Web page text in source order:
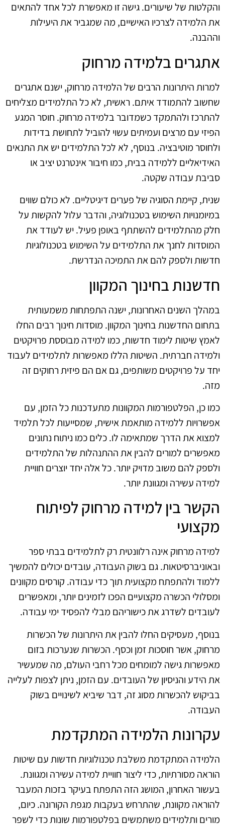
והקלטות של שיעורים. גישה זו מאפשרת לכל אחד להתאים
את הלמידה לצרכיו האישיים, מה שמגביר את היעילות
וההבנה.
אתגרים בלמידה מרחוק
למרות היתרונות הרבים של הלמידה מרחוק, ישנם אתגרים
שחשוב להתמודד איתם. ראשית, לא כל התלמידים מצליחים
להתרכז ולהתמקד כשמדובר בלמידה מרחוק. חוסר המגע
הפיזי עם מרצים ועמיתים עשוי להוביל לתחושת בדידות
ולחוסר מוטיבציה. בנוסף, לא לכל התלמידים יש את התנאים
האידיאליים ללמידה בבית, כמו חיבור אינטרנט יציב או
סביבת עבודה שקטה.
שנית, קיימת הסוגיה של פערים דיגיטליים. לא כולם שווים
במיומנויות השימוש בטכנולוגיה, והדבר עלול להקשות על
חלק מהתלמידים להשתתף באופן פעיל. יש לעודד את
המוסדות לחנך את התלמידים על השימוש בטכנולוגיות
חדשות ולספק להם את התמיכה הנדרשת.
חדשנות בחינוך המקוון
במהלך השנים האחרונות, ישנה התפתחות משמעותית
בתחום החדשנות בחינוך המקוון. מוסדות חינוך רבים החלו
לאמץ שיטות לימוד חדשות, כמו למידה מבוססת פרויקטים
ולמידה חברתית. השיטות הללו מאפשרות לתלמידים לעבוד
יחד על פרויקטים משותפים, גם אם הם פיזית רחוקים זה
מזה.
כמו כן, הפלטפורמות המקוונות מתעדכנות כל הזמן, עם
אפשרויות ללמידה מותאמת אישית, שמסייעות לכל תלמיד
למצוא את הדרך שמתאימה לו. כלים כמו ניתוח נתונים
מאפשרים למורים להבין את ההתנהלות של התלמידים
ולספק להם משוב מדויק יותר. כל אלה יחד יוצרים חוויית
למידה עשירה ומגוונת יותר.
הקשר בין למידה מרחוק לפיתוח
מקצועי
למידה מרחוק אינה רלוונטית רק לתלמידים בבתי ספר
ובאוניברסיטאות. גם בשוק העבודה, עובדים יכולים להמשיך
ללמוד ולהתפתח מקצועית תוך כדי עבודה. קורסים מקוונים
ומסלולי הכשרה מקצועיים הפכו לזמינים יותר, ומאפשרים
לעובדים לשדרג את כישוריהם מבלי להפסיד ימי עבודה.
בנוסף, מעסיקים החלו להבין את היתרונות של הכשרות
מרחוק, אשר חוסכות זמן וכסף. הכשרות שנערכות בזום
מאפשרות גישה למומחים מכל רחבי העולם, מה שמעשיר
את הידע והניסיון של העובדים. עם הזמן, ניתן לצפות לעלייה
בביקוש להכשרות מסוג זה, דבר שיביא לשינויים בשוק
העבודה.
עקרונות הלמידה המתקדמת
הלמידה המתקדמת משלבת טכנולוגיות חדשות עם שיטות
הוראה מסורתיות, כדי ליצור חוויית למידה עשירה ומגוונת.
בעשור האחרון, המושג הזה התפתח בעיקר בזכות המעבר
להוראה מקוונת, שהתרחש בעקבות מגפת הקורונה. כיום,
מורים ותלמידים משתמשים בפלטפורמות שונות כדי לשפר